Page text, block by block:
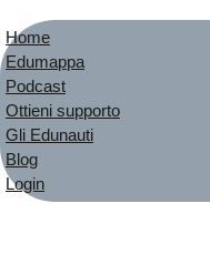
Home
Edumappa
Podcast
Ottieni supporto
Gli Edunauti
Blog
Login